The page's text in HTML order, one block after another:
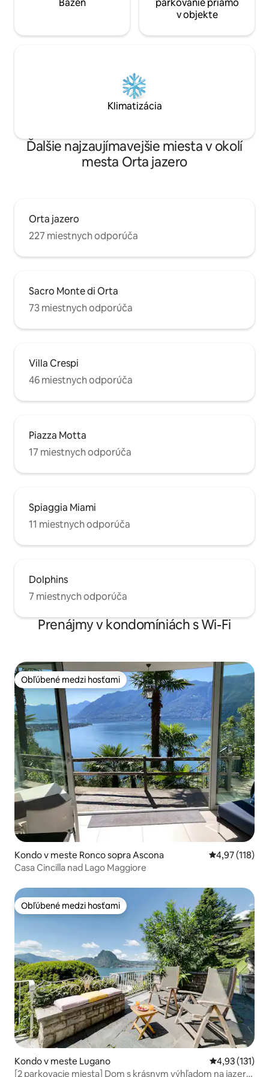
Bazén
parkovanie priamo
v objekte
Klimatizácia
Ďalšie najzaujímavejšie miesta v okolí
mesta Orta jazero
Orta jazero
227 miestnych odporúča
Sacro Monte di Orta
73 miestnych odporúča
Villa Crespi
46 miestnych odporúča
Piazza Motta
17 miestnych odporúča
Spiaggia Miami
11 miestnych odporúča
Dolphins
7 miestnych odporúča
Prenájmy v kondomíniách s Wi-Fi
Obľúbené medzi hosťami
Obľúbené medzi hosťami
Kondo v meste Ronco sopra Ascona Priemerné
4,97 (118)
Casa Cincilla nad Lago Maggiore
Obľúbené medzi hosťami
Obľúbené medzi hosťami
Kondo v meste Lugano Priemerné
4,93 (131)
[2 parkovacie miesta] Dom s krásnym výhľadom na jazero